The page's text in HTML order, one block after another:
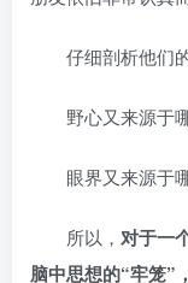
仔细剖析他们
野心又来源于
眼界又来源于
所以， 对于一
脑中思想的“牢笼”